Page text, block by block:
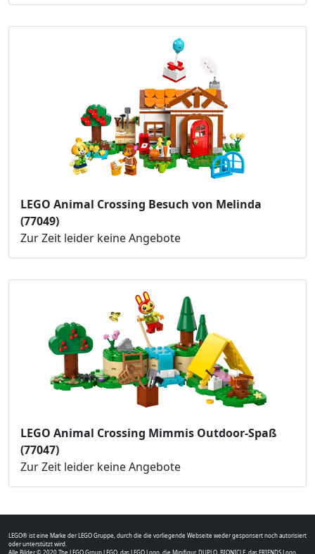
LEGO Animal Crossing Besuch von Melinda
(77049)
Zur Zeit leider keine Angebote
LEGO Animal Crossing Mimmis Outdoor-Spaß
(77047)
Zur Zeit leider keine Angebote
LEGO® ist eine Marke der LEGO Gruppe, durch die die vorliegende Webseite weder gesponsert noch autorisiert
oder unterstützt wird.
Alle Bilder © 2020 The LEGO Group.LEGO, das LEGO Logo, die Minifigur, DUPLO, BIONICLE, das FRIENDS Logo,